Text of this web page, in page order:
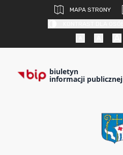
MAPA STRONY
biuletyn
informacji publicznej